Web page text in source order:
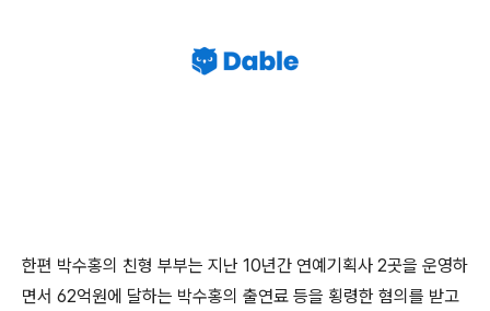
한편 박수홍의 친형 부부는 지난 10년간 연예기획사 2곳을 운영하
면서 62억원에 달하는 박수홍의 출연료 등을 횡령한 혐의를 받고